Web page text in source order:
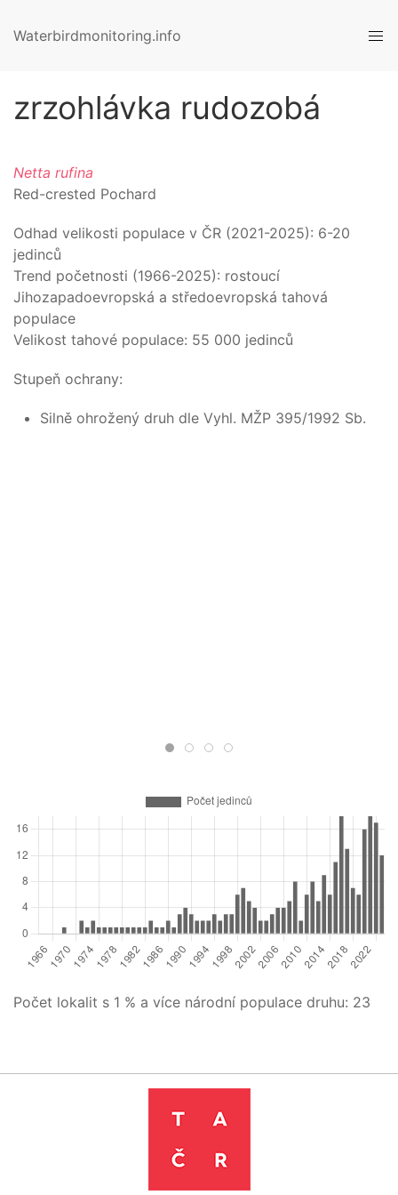
Waterbirdmonitoring.info
zrzohlávka rudozobá
Netta rufina
Red-crested Pochard
Odhad velikosti populace v ČR (2021-2025): 6-20
jedinců
Trend početnosti (1966-2025): rostoucí
Jihozapadoevropská a středoevropská tahová
populace
Velikost tahové populace: 55 000 jedinců
Stupeň ochrany:
Silně ohrožený druh dle Vyhl. MŽP 395/1992 Sb.
Počet lokalit s 1 % a více národní populace druhu: 23
−